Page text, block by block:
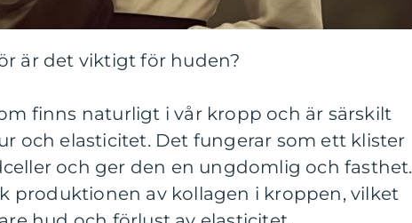
är det viktigt för huden?
finns naturligt i vår kropp och är särskilt
och elasticitet. Det fungerar som ett klister
och ger den en ungdomlig och fasthet.
produktionen av kollagen i kroppen, vilket